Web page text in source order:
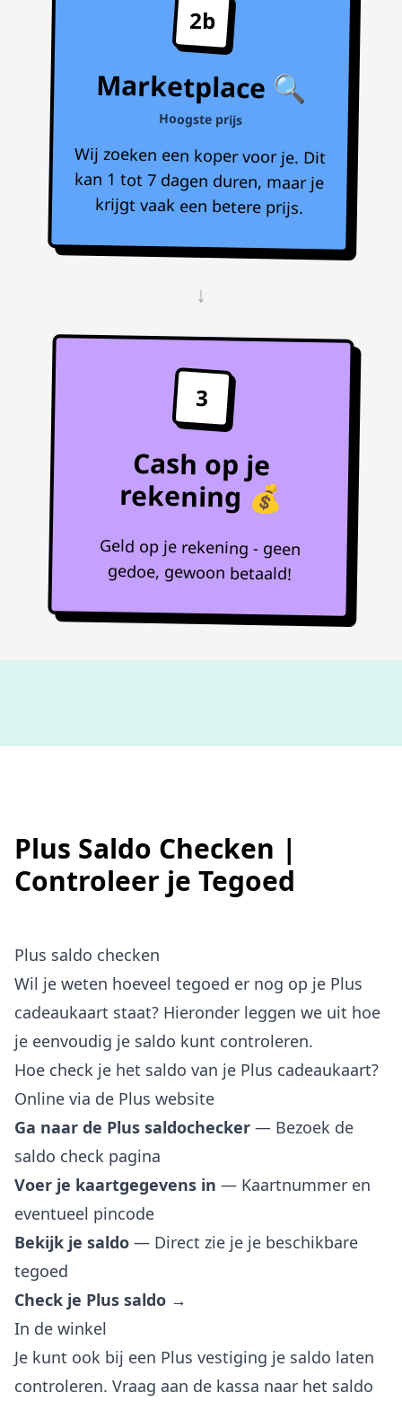
2b
Marketplace 🔍
Hoogste prijs
Wij zoeken een koper voor je. Dit
kan 1 tot 7 dagen duren, maar je
krijgt vaak een betere prijs.
↓
3
Cash op je
rekening 💰
Geld op je rekening - geen
gedoe, gewoon betaald!
Plus Saldo Checken |
Controleer je Tegoed
Plus saldo checken
Wil je weten hoeveel tegoed er nog op je Plus
cadeaukaart staat? Hieronder leggen we uit hoe
je eenvoudig je saldo kunt controleren.
Hoe check je het saldo van je Plus cadeaukaart?
Online via de Plus website
Ga naar de Plus saldochecker — Bezoek de
saldo check pagina
Voer je kaartgegevens in — Kaartnummer en
eventueel pincode
Bekijk je saldo — Direct zie je je beschikbare
tegoed
Check je Plus saldo →
In de winkel
Je kunt ook bij een Plus vestiging je saldo laten
controleren. Vraag aan de kassa naar het saldo